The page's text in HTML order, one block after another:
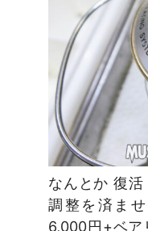
なんとか 復
調整を済ま
6,000円+ベア